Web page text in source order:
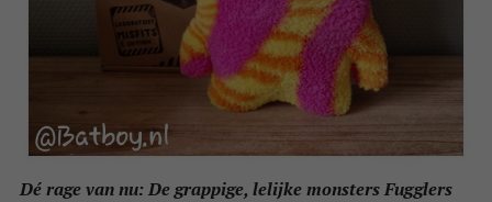
Dé rage van nu: De grappige, lelijke monsters Fugglers